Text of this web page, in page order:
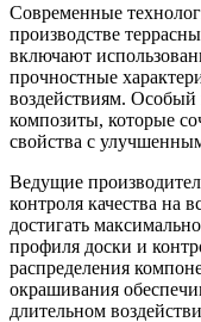
Современные
производстве
включают
прочностные
воздействиям.
композиты, которые
свойства с
Ведущие
контроля качества на
достигать
профиля доски и
распределения
окрашивания
длительном